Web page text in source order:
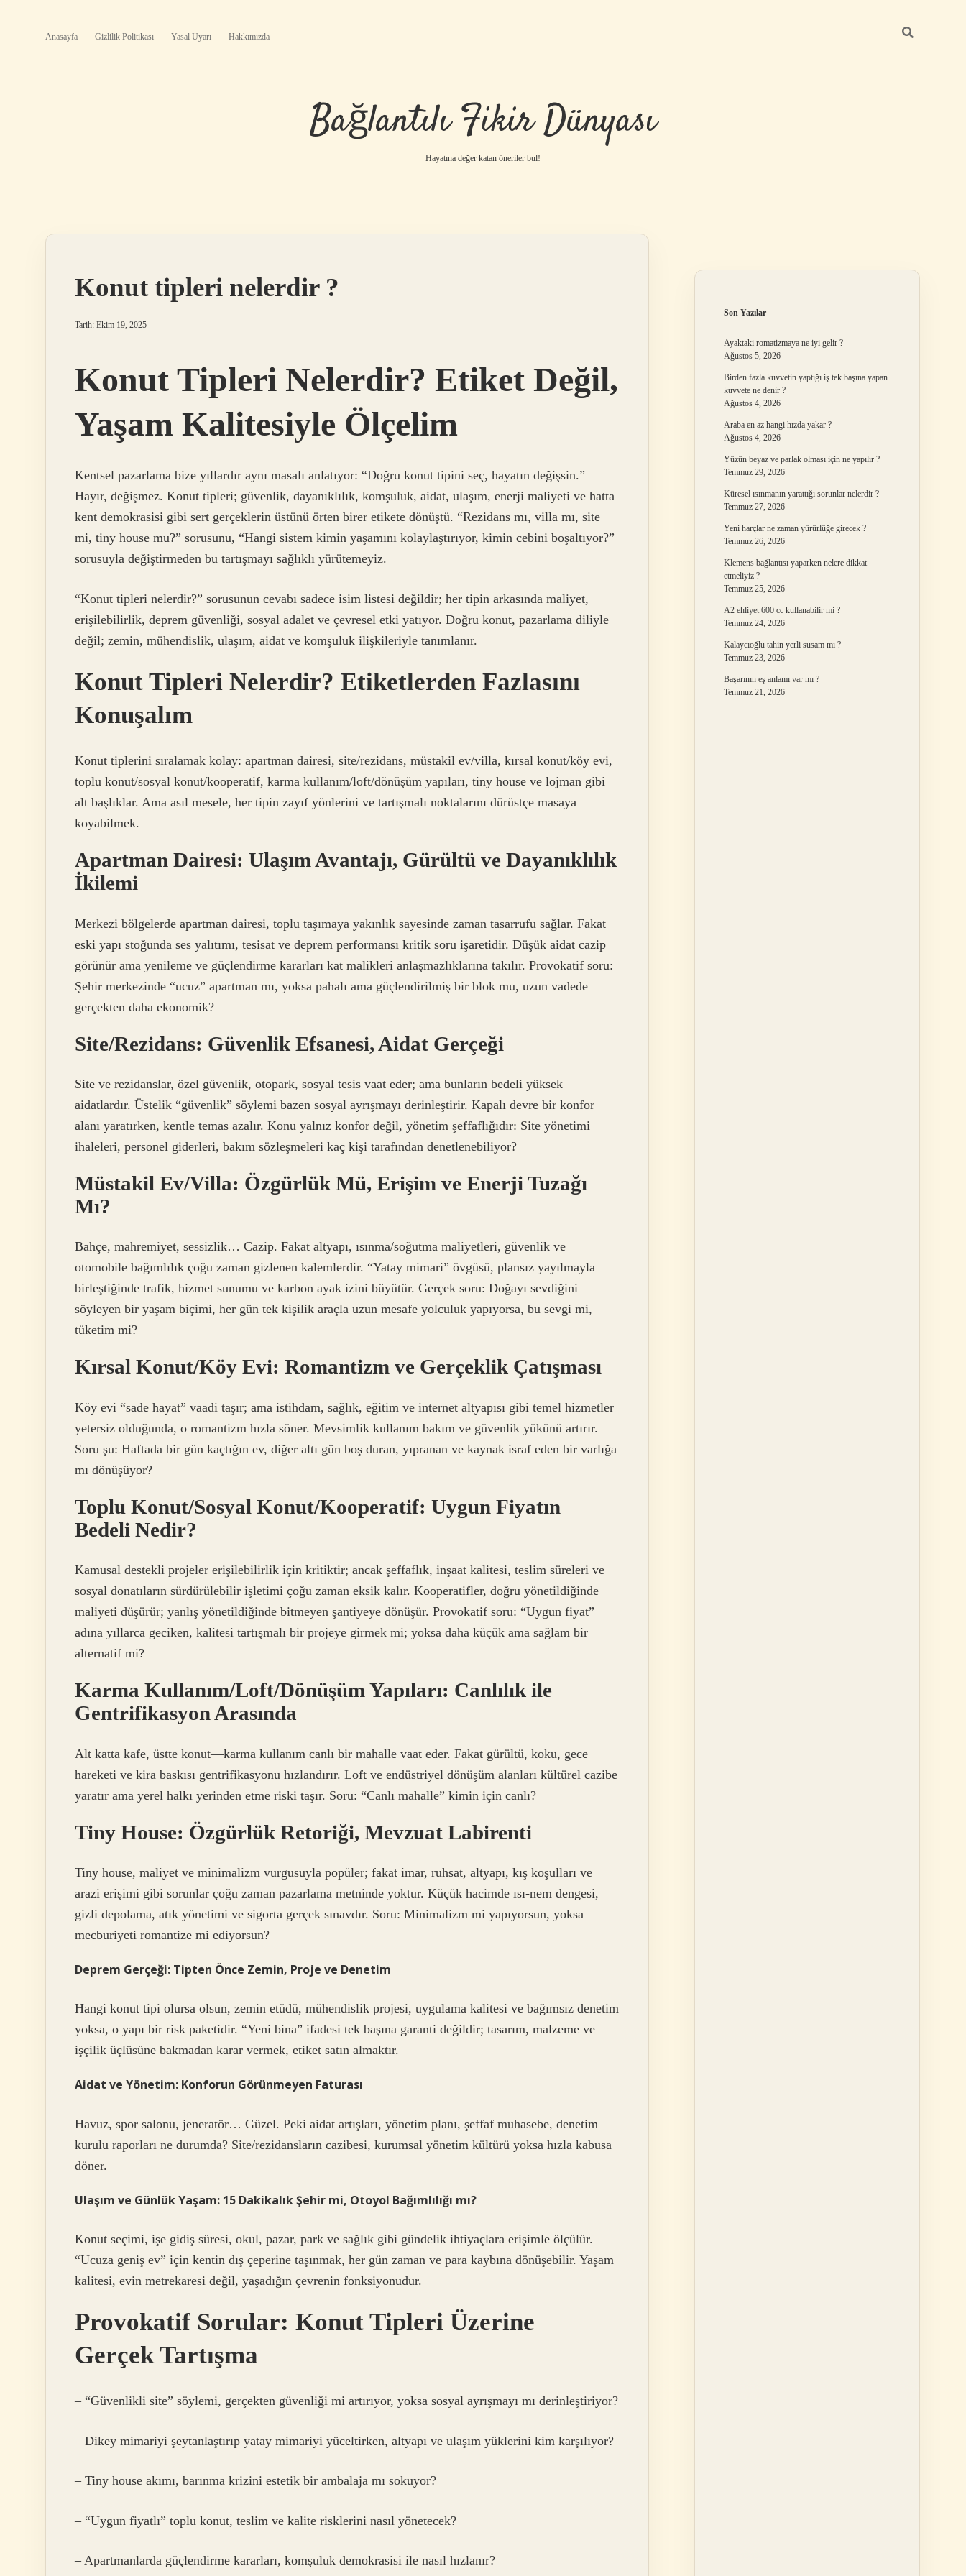
Anasayfa Gizlilik Politikası Yasal Uyarı Hakkımızda
Bağlantılı Fikir Dünyası
Hayatına değer katan öneriler bul!
Konut tipleri nelerdir ?
Tarih: Ekim 19, 2025
Konut Tipleri Nelerdir? Etiket Değil,
Yaşam Kalitesiyle Ölçelim
Kentsel pazarlama bize yıllardır aynı masalı anlatıyor: “Doğru konut tipini seç, hayatın değişsin.”
Hayır, değişmez. Konut tipleri; güvenlik, dayanıklılık, komşuluk, aidat, ulaşım, enerji maliyeti ve hatta
kent demokrasisi gibi sert gerçeklerin üstünü örten birer etikete dönüştü. “Rezidans mı, villa mı, site
mi, tiny house mu?” sorusunu, “Hangi sistem kimin yaşamını kolaylaştırıyor, kimin cebini boşaltıyor?”
sorusuyla değiştirmeden bu tartışmayı sağlıklı yürütemeyiz.
“Konut tipleri nelerdir?” sorusunun cevabı sadece isim listesi değildir; her tipin arkasında maliyet,
erişilebilirlik, deprem güvenliği, sosyal adalet ve çevresel etki yatıyor. Doğru konut, pazarlama diliyle
değil; zemin, mühendislik, ulaşım, aidat ve komşuluk ilişkileriyle tanımlanır.
Konut Tipleri Nelerdir? Etiketlerden Fazlasını
Konuşalım
Konut tiplerini sıralamak kolay: apartman dairesi, site/rezidans, müstakil ev/villa, kırsal konut/köy evi,
toplu konut/sosyal konut/kooperatif, karma kullanım/loft/dönüşüm yapıları, tiny house ve lojman gibi
alt başlıklar. Ama asıl mesele, her tipin zayıf yönlerini ve tartışmalı noktalarını dürüstçe masaya
koyabilmek.
Apartman Dairesi: Ulaşım Avantajı, Gürültü ve Dayanıklılık
İkilemi
Merkezi bölgelerde apartman dairesi, toplu taşımaya yakınlık sayesinde zaman tasarrufu sağlar. Fakat
eski yapı stoğunda ses yalıtımı, tesisat ve deprem performansı kritik soru işaretidir. Düşük aidat cazip
görünür ama yenileme ve güçlendirme kararları kat malikleri anlaşmazlıklarına takılır. Provokatif soru:
Şehir merkezinde “ucuz” apartman mı, yoksa pahalı ama güçlendirilmiş bir blok mu, uzun vadede
gerçekten daha ekonomik?
Site/Rezidans: Güvenlik Efsanesi, Aidat Gerçeği
Site ve rezidanslar, özel güvenlik, otopark, sosyal tesis vaat eder; ama bunların bedeli yüksek
aidatlardır. Üstelik “güvenlik” söylemi bazen sosyal ayrışmayı derinleştirir. Kapalı devre bir konfor
alanı yaratırken, kentle temas azalır. Konu yalnız konfor değil, yönetim şeffaflığıdır: Site yönetimi
ihaleleri, personel giderleri, bakım sözleşmeleri kaç kişi tarafından denetlenebiliyor?
Müstakil Ev/Villa: Özgürlük Mü, Erişim ve Enerji Tuzağı
Mı?
Bahçe, mahremiyet, sessizlik… Cazip. Fakat altyapı, ısınma/soğutma maliyetleri, güvenlik ve
otomobile bağımlılık çoğu zaman gizlenen kalemlerdir. “Yatay mimari” övgüsü, plansız yayılmayla
birleştiğinde trafik, hizmet sunumu ve karbon ayak izini büyütür. Gerçek soru: Doğayı sevdiğini
söyleyen bir yaşam biçimi, her gün tek kişilik araçla uzun mesafe yolculuk yapıyorsa, bu sevgi mi,
tüketim mi?
Kırsal Konut/Köy Evi: Romantizm ve Gerçeklik Çatışması
Köy evi “sade hayat” vaadi taşır; ama istihdam, sağlık, eğitim ve internet altyapısı gibi temel hizmetler
yetersiz olduğunda, o romantizm hızla söner. Mevsimlik kullanım bakım ve güvenlik yükünü artırır.
Soru şu: Haftada bir gün kaçtığın ev, diğer altı gün boş duran, yıpranan ve kaynak israf eden bir varlığa
mı dönüşüyor?
Toplu Konut/Sosyal Konut/Kooperatif: Uygun Fiyatın
Bedeli Nedir?
Kamusal destekli projeler erişilebilirlik için kritiktir; ancak şeffaflık, inşaat kalitesi, teslim süreleri ve
sosyal donatıların sürdürülebilir işletimi çoğu zaman eksik kalır. Kooperatifler, doğru yönetildiğinde
maliyeti düşürür; yanlış yönetildiğinde bitmeyen şantiyeye dönüşür. Provokatif soru: “Uygun fiyat”
adına yıllarca geciken, kalitesi tartışmalı bir projeye girmek mi; yoksa daha küçük ama sağlam bir
alternatif mi?
Karma Kullanım/Loft/Dönüşüm Yapıları: Canlılık ile
Gentrifikasyon Arasında
Alt katta kafe, üstte konut—karma kullanım canlı bir mahalle vaat eder. Fakat gürültü, koku, gece
hareketi ve kira baskısı gentrifikasyonu hızlandırır. Loft ve endüstriyel dönüşüm alanları kültürel cazibe
yaratır ama yerel halkı yerinden etme riski taşır. Soru: “Canlı mahalle” kimin için canlı?
Tiny House: Özgürlük Retoriği, Mevzuat Labirenti
Tiny house, maliyet ve minimalizm vurgusuyla popüler; fakat imar, ruhsat, altyapı, kış koşulları ve
arazi erişimi gibi sorunlar çoğu zaman pazarlama metninde yoktur. Küçük hacimde ısı-nem dengesi,
gizli depolama, atık yönetimi ve sigorta gerçek sınavdır. Soru: Minimalizm mi yapıyorsun, yoksa
mecburiyeti romantize mi ediyorsun?
Deprem Gerçeği: Tipten Önce Zemin, Proje ve Denetim
Hangi konut tipi olursa olsun, zemin etüdü, mühendislik projesi, uygulama kalitesi ve bağımsız denetim
yoksa, o yapı bir risk paketidir. “Yeni bina” ifadesi tek başına garanti değildir; tasarım, malzeme ve
işçilik üçlüsüne bakmadan karar vermek, etiket satın almaktır.
Aidat ve Yönetim: Konforun Görünmeyen Faturası
Havuz, spor salonu, jeneratör… Güzel. Peki aidat artışları, yönetim planı, şeffaf muhasebe, denetim
kurulu raporları ne durumda? Site/rezidansların cazibesi, kurumsal yönetim kültürü yoksa hızla kabusa
döner.
Ulaşım ve Günlük Yaşam: 15 Dakikalık Şehir mi, Otoyol Bağımlılığı mı?
Konut seçimi, işe gidiş süresi, okul, pazar, park ve sağlık gibi gündelik ihtiyaçlara erişimle ölçülür.
“Ucuza geniş ev” için kentin dış çeperine taşınmak, her gün zaman ve para kaybına dönüşebilir. Yaşam
kalitesi, evin metrekaresi değil, yaşadığın çevrenin fonksiyonudur.
Provokatif Sorular: Konut Tipleri Üzerine
Gerçek Tartışma
– “Güvenlikli site” söylemi, gerçekten güvenliği mi artırıyor, yoksa sosyal ayrışmayı mı derinleştiriyor?
– Dikey mimariyi şeytanlaştırıp yatay mimariyi yüceltirken, altyapı ve ulaşım yüklerini kim karşılıyor?
– Tiny house akımı, barınma krizini estetik bir ambalaja mı sokuyor?
– “Uygun fiyatlı” toplu konut, teslim ve kalite risklerini nasıl yönetecek?
– Apartmanlarda güçlendirme kararları, komşuluk demokrasisi ile nasıl hızlanır?
Son Yazılar
Ayaktaki romatizmaya ne iyi gelir ?
Ağustos 5, 2026
Birden fazla kuvvetin yaptığı iş tek başına yapan
kuvvete ne denir ?
Ağustos 4, 2026
Araba en az hangi hızda yakar ?
Ağustos 4, 2026
Yüzün beyaz ve parlak olması için ne yapılır ?
Temmuz 29, 2026
Küresel ısınmanın yarattığı sorunlar nelerdir ?
Temmuz 27, 2026
Yeni harçlar ne zaman yürürlüğe girecek ?
Temmuz 26, 2026
Klemens bağlantısı yaparken nelere dikkat
etmeliyiz ?
Temmuz 25, 2026
A2 ehliyet 600 cc kullanabilir mi ?
Temmuz 24, 2026
Kalaycıoğlu tahin yerli susam mı ?
Temmuz 23, 2026
Başarının eş anlamı var mı ?
Temmuz 21, 2026